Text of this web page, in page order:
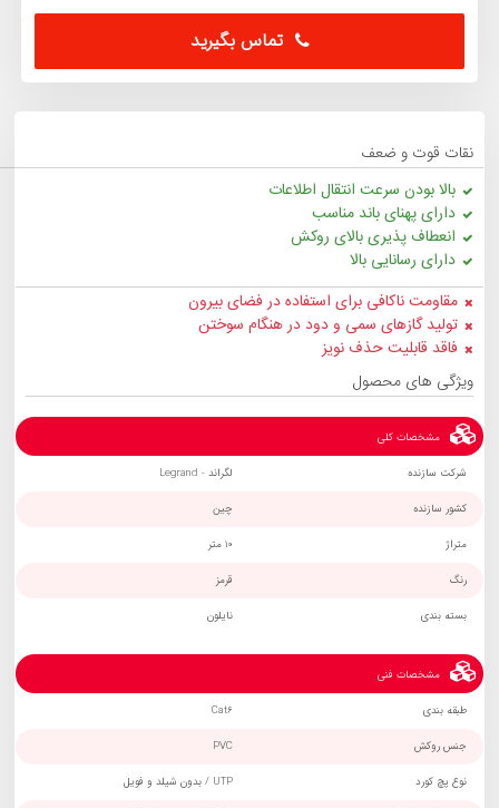
تماس بگیرید
نقات قوت و ضعف
بالا بودن سرعت انتقال اطلاعات
دارای پهنای باند مناسب
انعطاف پذیری بالای روکش
دارای رسانایی بالا
مقاومت ناکافی برای استفاده در فضای بیرون
تولید گازهای سمی و دود در هنگام سوختن
فاقد قابلیت حذف نویز
ویژگی های محصول
مشخصات کلی
شرکت سازنده لگراند - Legrand
کشور سازنده چین
متراژ 10 متر
رنگ قرمز
بسته بندی نایلون
مشخصات فنی
طبقه بندی Cat6
جنس روکش PVC
نوع پچ کورد UTP / بدون شیلد و فویل